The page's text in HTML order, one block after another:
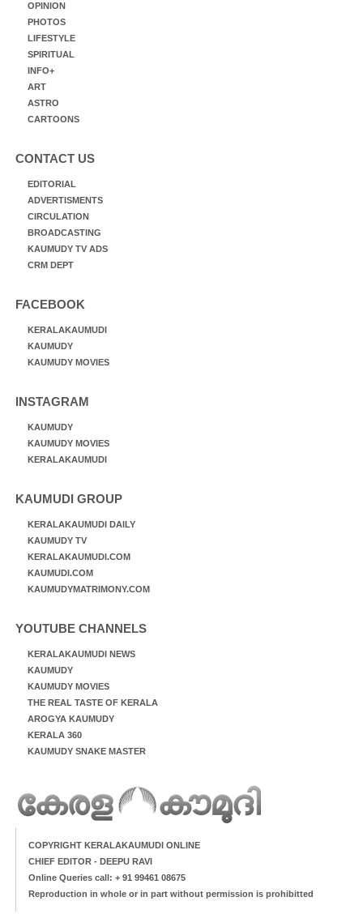
OPINION
PHOTOS
LIFESTYLE
SPIRITUAL
INFO+
ART
ASTRO
CARTOONS
CONTACT US
EDITORIAL
ADVERTISMENTS
CIRCULATION
BROADCASTING
KAUMUDY TV ADS
CRM DEPT
FACEBOOK
KERALAKAUMUDI
KAUMUDY
KAUMUDY MOVIES
INSTAGRAM
KAUMUDY
KAUMUDY MOVIES
KERALAKAUMUDI
KAUMUDI GROUP
KERALAKAUMUDI DAILY
KAUMUDY TV
KERALAKAUMUDI.COM
KAUMUDI.COM
KAUMUDYMATRIMONY.COM
YOUTUBE CHANNELS
KERALAKAUMUDI NEWS
KAUMUDY
KAUMUDY MOVIES
THE REAL TASTE OF KERALA
AROGYA KAUMUDY
KERALA 360
KAUMUDY SNAKE MASTER
COPYRIGHT KERALAKAUMUDI ONLINE
CHIEF EDITOR - DEEPU RAVI
Online Queries call: + 91 99461 08675
Reproduction in whole or in part without permission is prohibitted